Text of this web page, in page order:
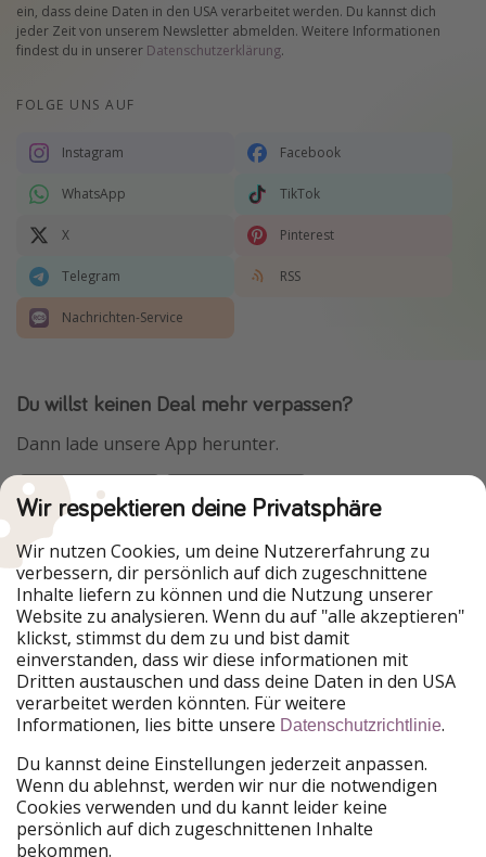
ein, dass deine Daten in den USA verarbeitet werden. Du kannst dich
jeder Zeit von unserem Newsletter abmelden. Weitere Informationen
findest du in unserer Datenschutzerklärung.
FOLGE UNS AUF
Instagram Facebook
WhatsApp TikTok
X Pinterest
Telegram RSS
Nachrichten-Service
Du willst keinen Deal mehr verpassen?
Dann lade unsere App herunter.
Urlaubspiraten ist Teil der HolidayPirates Group
Unsere Märkte
PiratinViaggio
HolidayPirates
VakantiePiraten
WakacyjniPiraci
VoyagesPirates
Ferienpiraten
Urlaubspiraten
ViajerosPiratas
TravelPirates
HolidayPirates Group
Lerne uns kennen Rechtliches
Wir respektieren deine Privatsphäre
Wir nutzen Cookies, um deine Nutzererfahrung zu
verbessern, dir persönlich auf dich zugeschnittene
Inhalte liefern zu können und die Nutzung unserer
Website zu analysieren. Wenn du auf "alle akzeptieren"
klickst, stimmst du dem zu und bist damit
einverstanden, dass wir diese informationen mit
Dritten austauschen und dass deine Daten in den USA
verarbeitet werden könnten. Für weitere
Informationen, lies bitte unsere Datenschutzrichtlinie.
Du kannst deine Einstellungen jederzeit anpassen.
Wenn du ablehnst, werden wir nur die notwendigen
Cookies verwenden und du kannt leider keine
persönlich auf dich zugeschnittenen Inhalte
bekommen.